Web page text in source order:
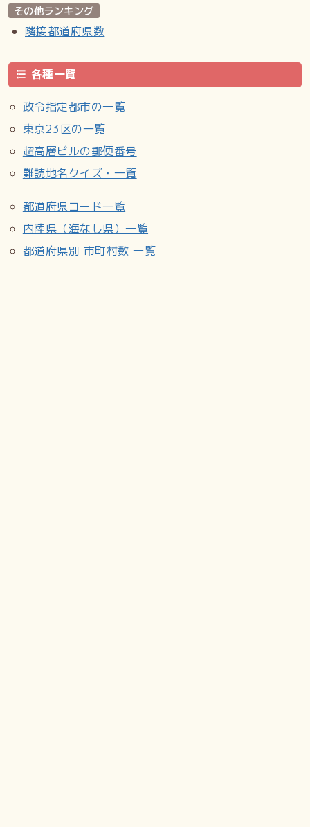
その他ランキング
隣接都道府県数
各種一覧
政令指定都市の一覧
東京23区の一覧
超高層ビルの郵便番号
難読地名クイズ・一覧
都道府県コード一覧
内陸県（海なし県）一覧
都道府県別 市町村数 一覧